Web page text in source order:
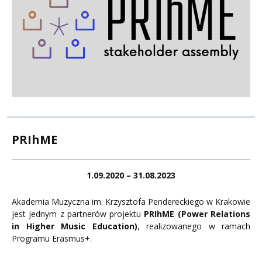
PRIhME
1.09.2020 – 31.08.2023
Akademia Muzyczna im. Krzysztofa Pendereckiego w Krakowie
jest jednym z partnerów projektu PRIhME (Power Relations
in Higher Music Education), realizowanego w ramach
Programu Erasmus+.